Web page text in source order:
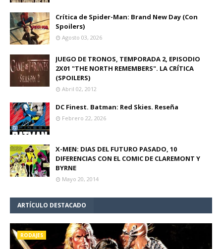
Crítica de Spider-Man: Brand New Day (Con
Spoilers)
Agosto 03, 2026
JUEGO DE TRONOS, TEMPORADA 2, EPISODIO
2X01 "THE NORTH REMEMBERS". LA CRÍTICA
(SPOILERS)
Abril 02, 2012
DC Finest. Batman: Red Skies. Reseña
Febrero 22, 2026
X-MEN: DIAS DEL FUTURO PASADO, 10
DIFERENCIAS CON EL COMIC DE CLAREMONT Y
BYRNE
Mayo 20, 2014
ARTÍCULO DESTACADO
RODAJES